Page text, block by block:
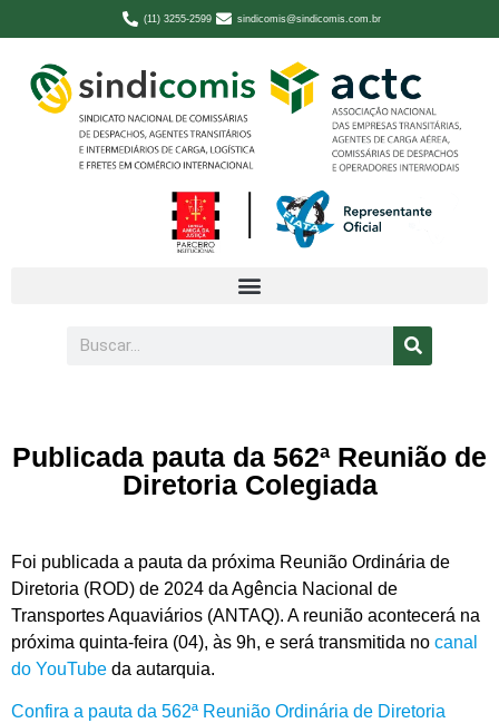
(11) 3255-2599 sindicomis@sindicomis.com.br
Publicada pauta da 562ª Reunião de
Diretoria Colegiada
Foi publicada a pauta da próxima Reunião Ordinária de
Diretoria (ROD) de 2024 da Agência Nacional de
Transportes Aquaviários (ANTAQ). A reunião acontecerá na
próxima quinta-feira (04), às 9h, e será transmitida no canal
do YouTube da autarquia.
Confira a pauta da 562ª Reunião Ordinária de Diretoria